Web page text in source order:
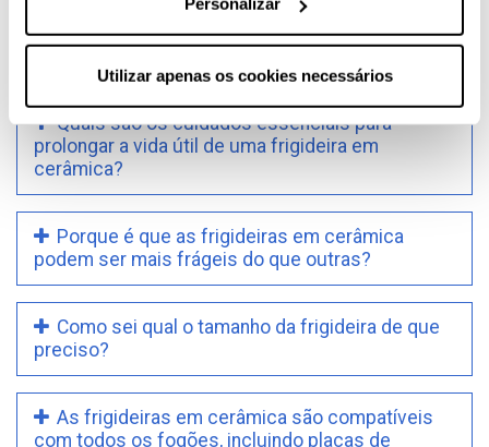
Utilizar apenas os cookies necessários
libertar toxinas a altas temperaturas.
Quais são os cuidados essenciais para
prolongar a vida útil de uma frigideira em
cerâmica?
Porque é que as frigideiras em cerâmica
podem ser mais frágeis do que outras?
Como sei qual o tamanho da frigideira de que
preciso?
As frigideiras em cerâmica são compatíveis
com todos os fogões, incluindo placas de